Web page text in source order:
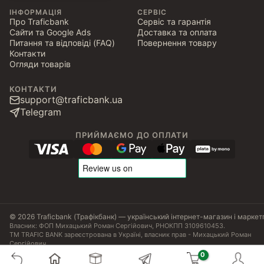
ІНФОРМАЦІЯ
Про Traficbank
Сайти та Google Ads
Питання та відповіді (FAQ)
Контакти
Огляди товарів
СЕРВІС
Сервіс та гарантія
Доставка та оплата
Повернення товару
КОНТАКТИ
support@traficbank.ua
Telegram
ПРИЙМАЄМО ДО ОПЛАТИ
© 2026 Traficbank (Трафікбанк) — український інтернет-магазин і
Власник: ФОП Михацький Роман Сергійович, РНОКПП 3109610453.
ТМ TRAFIC BANK зареєстрована в Україні, власник прав - Михацький Роман
Сергійович.
Угода користувача Політика конфіденційності
Публічна оферта